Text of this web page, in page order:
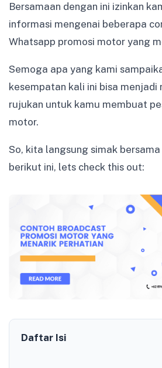
Bersamaan dengan ini izinkan
informasi mengenai beberapa
Whatsapp promosi motor yang
Semoga apa yang kami
kesempatan kali ini bisa menjadi
rujukan untuk kamu membuat
motor.
So, kita langsung simak
berikut ini, lets check this out:
Daftar Isi